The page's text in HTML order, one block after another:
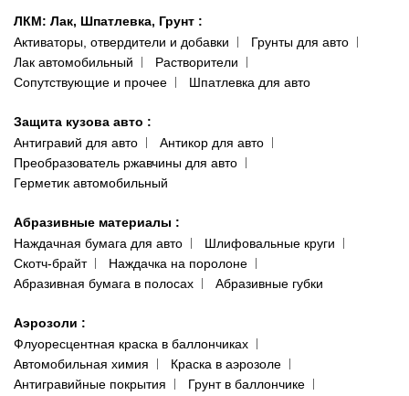
ЛКМ: Лак, Шпатлевка, Грунт :
Активаторы, отвердители и добавки
Грунты для авто
Лак автомобильный
Растворители
Сопутствующие и прочее
Шпатлевка для авто
Защита кузова авто :
Антигравий для авто
Антикор для авто
Преобразователь ржавчины для авто
Герметик автомобильный
Абразивные материалы :
Наждачная бумага для авто
Шлифовальные круги
Скотч-брайт
Наждачка на поролоне
Абразивная бумага в полосах
Абразивные губки
Аэрозоли :
Флуоресцентная краска в баллончиках
Автомобильная химия
Краска в аэрозоле
Антигравийные покрытия
Грунт в баллончике